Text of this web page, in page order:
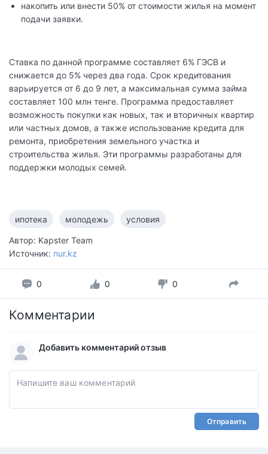
накопить или внести 50% от стоимости жилья на момент
подачи заявки.
Ставка по данной программе составляет 6% ГЭСВ и
снижается до 5% через два года. Срок кредитования
варьируется от 6 до 9 лет, а максимальная сумма займа
составляет 100 млн тенге. Программа предоставляет
возможность покупки как новых, так и вторичных квартир
или частных домов, а также использование кредита для
ремонта, приобретения земельного участка и
строительства жилья. Эти программы разработаны для
поддержки молодых семей.
ипотека молодежь условия
Автор: Kapster Team
Источник: nur.kz
0 0 0
Комментарии
Добавить комментарий отзыв
Отправить